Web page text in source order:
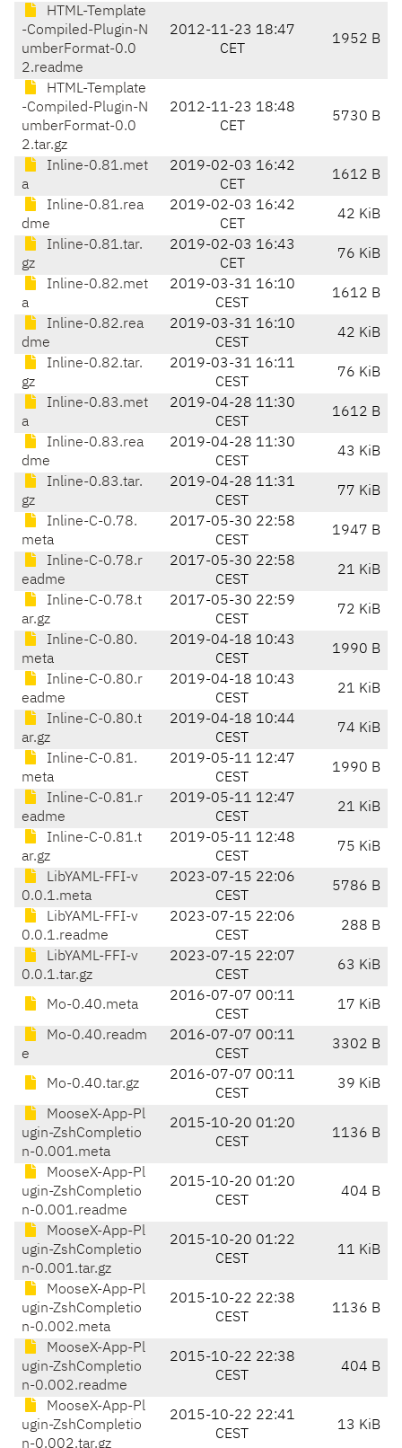
HTML-Template
-Compiled-Plugin-N
umberFormat-0.0
2.readme
2012-11-23 18:47
CET
1952 B
HTML-Template
-Compiled-Plugin-N
umberFormat-0.0
2.tar.gz
2012-11-23 18:48
CET
5730 B
Inline-0.81.met
a
2019-02-03 16:42
CET
1612 B
Inline-0.81.rea
dme
2019-02-03 16:42
CET
42 KiB
Inline-0.81.tar.
gz
2019-02-03 16:43
CET
76 KiB
Inline-0.82.met
a
2019-03-31 16:10
CEST
1612 B
Inline-0.82.rea
dme
2019-03-31 16:10
CEST
42 KiB
Inline-0.82.tar.
gz
2019-03-31 16:11
CEST
76 KiB
Inline-0.83.met
a
2019-04-28 11:30
CEST
1612 B
Inline-0.83.rea
dme
2019-04-28 11:30
CEST
43 KiB
Inline-0.83.tar.
gz
2019-04-28 11:31
CEST
77 KiB
Inline-C-0.78.
meta
2017-05-30 22:58
CEST
1947 B
Inline-C-0.78.r
eadme
2017-05-30 22:58
CEST
21 KiB
Inline-C-0.78.t
ar.gz
2017-05-30 22:59
CEST
72 KiB
Inline-C-0.80.
meta
2019-04-18 10:43
CEST
1990 B
Inline-C-0.80.r
eadme
2019-04-18 10:43
CEST
21 KiB
Inline-C-0.80.t
ar.gz
2019-04-18 10:44
CEST
74 KiB
Inline-C-0.81.
meta
2019-05-11 12:47
CEST
1990 B
Inline-C-0.81.r
eadme
2019-05-11 12:47
CEST
21 KiB
Inline-C-0.81.t
ar.gz
2019-05-11 12:48
CEST
75 KiB
LibYAML-FFI-v
0.0.1.meta
2023-07-15 22:06
CEST
5786 B
LibYAML-FFI-v
0.0.1.readme
2023-07-15 22:06
CEST
288 B
LibYAML-FFI-v
0.0.1.tar.gz
2023-07-15 22:07
CEST
63 KiB
Mo-0.40.meta
2016-07-07 00:11
CEST
17 KiB
Mo-0.40.readm
e
2016-07-07 00:11
CEST
3302 B
Mo-0.40.tar.gz
2016-07-07 00:11
CEST
39 KiB
MooseX-App-Pl
ugin-ZshCompletio
n-0.001.meta
2015-10-20 01:20
CEST
1136 B
MooseX-App-Pl
ugin-ZshCompletio
n-0.001.readme
2015-10-20 01:20
CEST
404 B
MooseX-App-Pl
ugin-ZshCompletio
n-0.001.tar.gz
2015-10-20 01:22
CEST
11 KiB
MooseX-App-Pl
ugin-ZshCompletio
n-0.002.meta
2015-10-22 22:38
CEST
1136 B
MooseX-App-Pl
ugin-ZshCompletio
n-0.002.readme
2015-10-22 22:38
CEST
404 B
MooseX-App-Pl
ugin-ZshCompletio
n-0.002.tar.gz
2015-10-22 22:41
CEST
13 KiB